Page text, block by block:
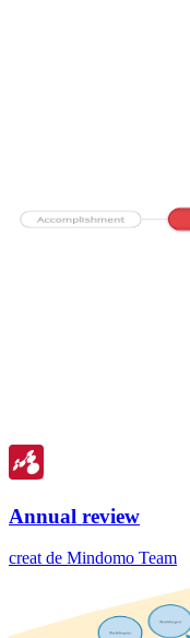
Annual review
creat de Mindomo Team